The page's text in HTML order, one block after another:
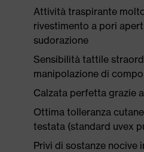
Attività traspirante
rivestimento a pori
sudorazione
Sensibilità tattile
manipolazione di
Calzata perfetta grazie
Ottima tolleranza
testata (standard uvex
Privi di sostanze nocive